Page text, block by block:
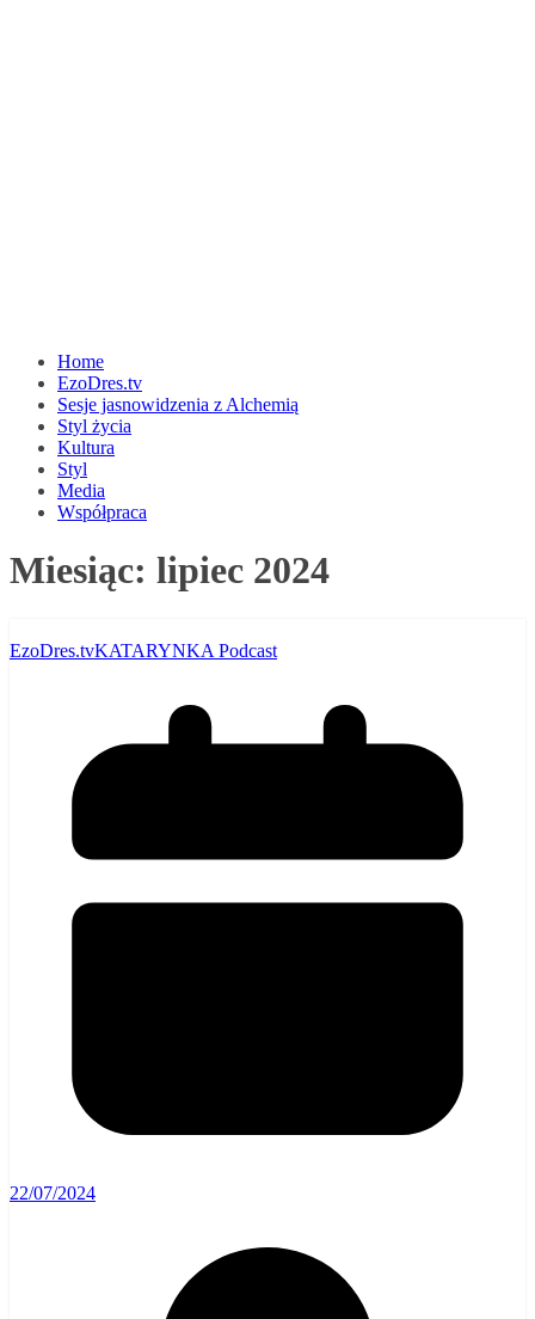
Home
EzoDres.tv
Sesje jasnowidzenia z Alchemią
Styl życia
Kultura
Styl
Media
Współpraca
Miesiąc: lipiec 2024
EzoDres.tvKATARYNKA Podcast
22/07/2024